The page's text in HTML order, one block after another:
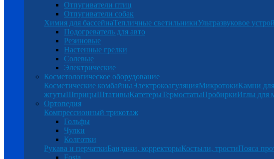
Отпугиватели птиц
Отпугиватели собак
Химия для бассейнаТепличные светильникиУльтразвуковое
Подогреватель для авто
Резиновые
Настенные грелки
Солевые
Электрические
Косметологическое оборудование
Косметические комбайныЭлектрокоагуляцияМикротокиКамни
жгутыШприцыШтативыКатетерыТермостатыПробиркиИглы для
Ортопедия
Компрессионный трикотаж
Гольфы
Чулки
Колготки
Рукава и перчаткиБандажи, корректорыКостыли, тростиПояса
Fosta